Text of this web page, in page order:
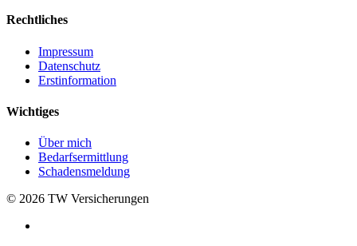
Rechtliches
Impressum
Datenschutz
Erstinformation
Wichtiges
Über mich
Bedarfsermittlung
Schadensmeldung
© 2026 TW Versicherungen